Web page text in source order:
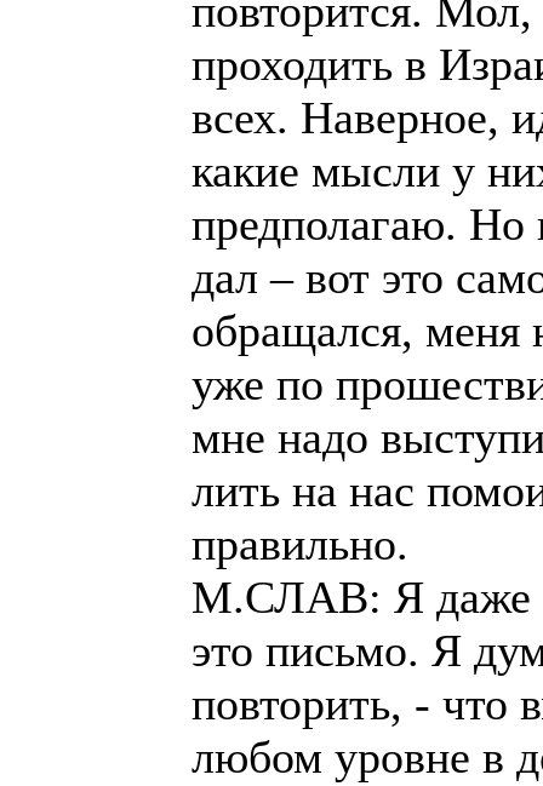
повторится. Мол,
проходить в
всех. Наверное,
какие мысли у
предполагаю. Но
дал – вот это
обращался, меня
уже по
мне надо
лить на нас
правильно.
М.СЛАВ: Я даже
это письмо. Я
повторить, - что
любом уровне в